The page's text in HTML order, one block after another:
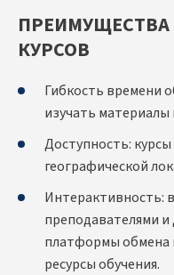
КУРСОВ
Гибкость времени
изучать
Доступность:
географической
Интерактивность:
преподавателями и
платформы обмена
ресурсы обучения.